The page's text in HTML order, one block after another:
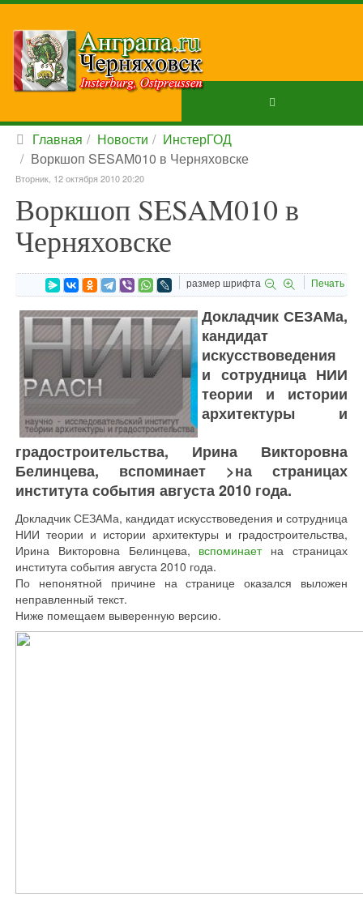
Главная Новости
ИнстерГОД
Воркшоп SESAM010 в Черняховске
Вторник, 12 октября 2010 20:20
Воркшоп SESAM010 в
Черняховске
размер шрифта Печать
Докладчик СЕЗАМа,
кандидат
искусствоведения
и сотрудница НИИ
теории и истории
архитектуры и
градостроительства, Ирина Викторовна
Белинцева, вспоминает >на страницах
института события августа 2010 года.
Докладчик СЕЗАМа, кандидат искусствоведения и сотрудница
НИИ теории и истории архитектуры и градостроительства,
Ирина Викторовна Белинцева, вспоминает на страницах
института события августа 2010 года.
По непонятной причине на странице оказался выложен
неправленный текст.
Ниже помещаем выверенную версию.